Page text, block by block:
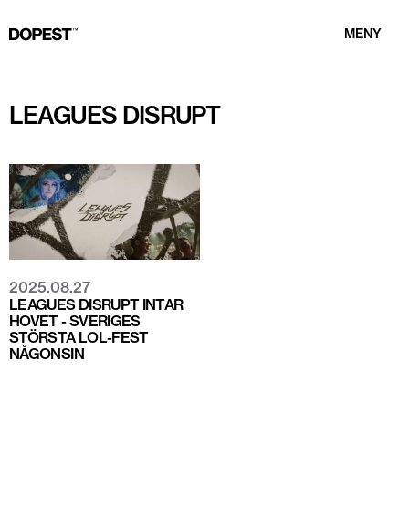
MENY
LEAGUES DISRUPT
2025.08.27
LEAGUES DISRUPT INTAR
HOVET - SVERIGES
STÖRSTA LOL-FEST
NÅGONSIN